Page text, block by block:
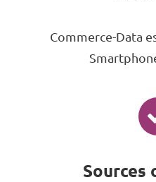
Commerce-Data